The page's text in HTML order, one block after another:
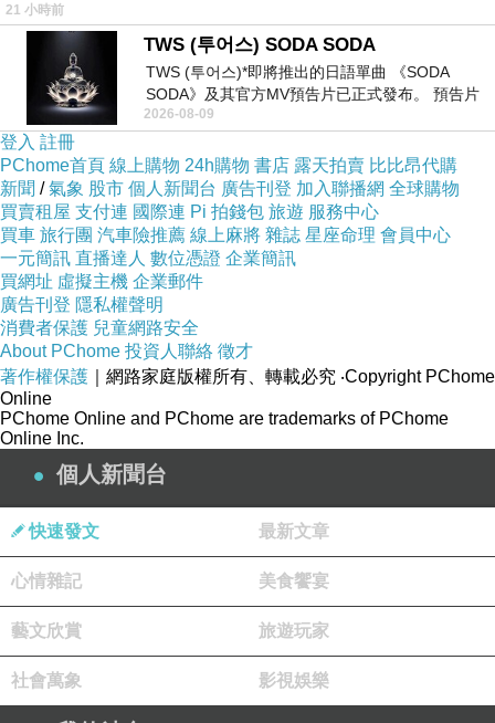
林子玄愛命學        林子玄個人
官方LINE              LINE
21 小時前
TWS (투어스) SODA SODA
TWS (투어스)*即將推出的日語單曲 《SODA
SODA》及其官方MV預告片已正式發布。 預告片
一經發布， 就引發了粉絲們對這次夏季回
2026-08-09
登入 註冊
PChome首頁 線上購物 24h購物 書店 露天拍賣 比比昂代購
新聞 /氣象 股市 個人新聞台 廣告刊登 加入聯播網 全球購物
買賣租屋 支付連 國際連 Pi 拍錢包 旅遊 服務中心
買車 旅行團 汽車險推薦 線上麻將 雜誌 星座命理 會員中心
一元簡訊 直播達人 數位憑證 企業簡訊
買網址 虛擬主機 企業郵件
廣告刊登 隱私權聲明
消費者保護 兒童網路安全
About PChome 投資人聯絡 徵才
著作權保護 ｜網路家庭版權所有、轉載必究 ‧Copyright PChome
Online
PChome Online and PChome are trademarks of PChome
Online Inc.
個人新聞台
快速發文 最新文章
心情雜記 美食饗宴
藝文欣賞 旅遊玩家
社會萬象 影視娛樂